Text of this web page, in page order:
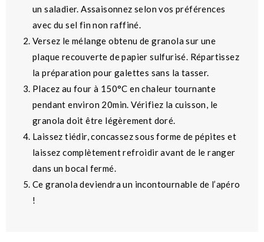
un saladier. Assaisonnez selon vos préférences
avec du sel fin non raffiné.
Versez le mélange obtenu de granola sur une
plaque recouverte de papier sulfurisé. Répartissez
la préparation pour galettes sans la tasser.
Placez au four à 150°C en chaleur tournante
pendant environ 20min. Vérifiez la cuisson, le
granola doit être légèrement doré.
Laissez tiédir, concassez sous forme de pépites et
laissez complètement refroidir avant de le ranger
dans un bocal fermé.
Ce granola deviendra un incontournable de l’apéro
!